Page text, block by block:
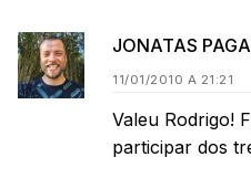
JONATAS
11/01/2010 A 21:21
Valeu Rodrigo!
participar dos